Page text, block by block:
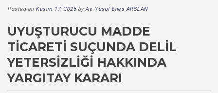
Posted on Kasım 17, 2025byAv. Yusuf Enes ARSLAN
UYUŞTURUCU MADDE
TICARETI SUÇUNDA DELIL
YETERSIZLIĞI HAKKINDA
YARGITAY KARARI